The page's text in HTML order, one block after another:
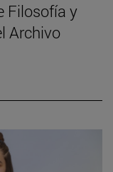
Filosofía y
Archivo